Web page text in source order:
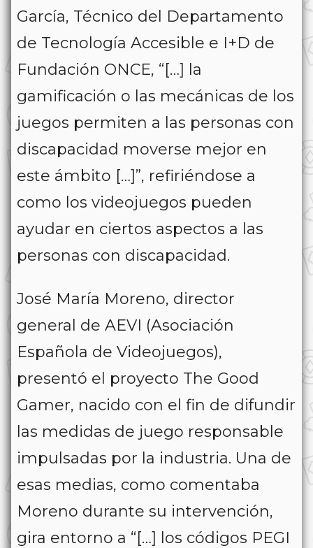
García, Técnico del Departamento
de Tecnología Accesible e I+D de
Fundación ONCE, “[…] la
gamificación o las mecánicas de los
juegos permiten a las personas con
discapacidad moverse mejor en
este ámbito […]”, refiriéndose a
como los videojuegos pueden
ayudar en ciertos aspectos a las
personas con discapacidad.
José María Moreno, director
general de AEVI (Asociación
Española de Videojuegos),
presentó el proyecto The Good
Gamer, nacido con el fin de difundir
las medidas de juego responsable
impulsadas por la industria. Una de
esas medias, como comentaba
Moreno durante su intervención,
gira entorno a “[…] los códigos PEGI